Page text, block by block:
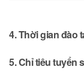
4. Thời gian đào
5. Chỉ tiêu tuyển